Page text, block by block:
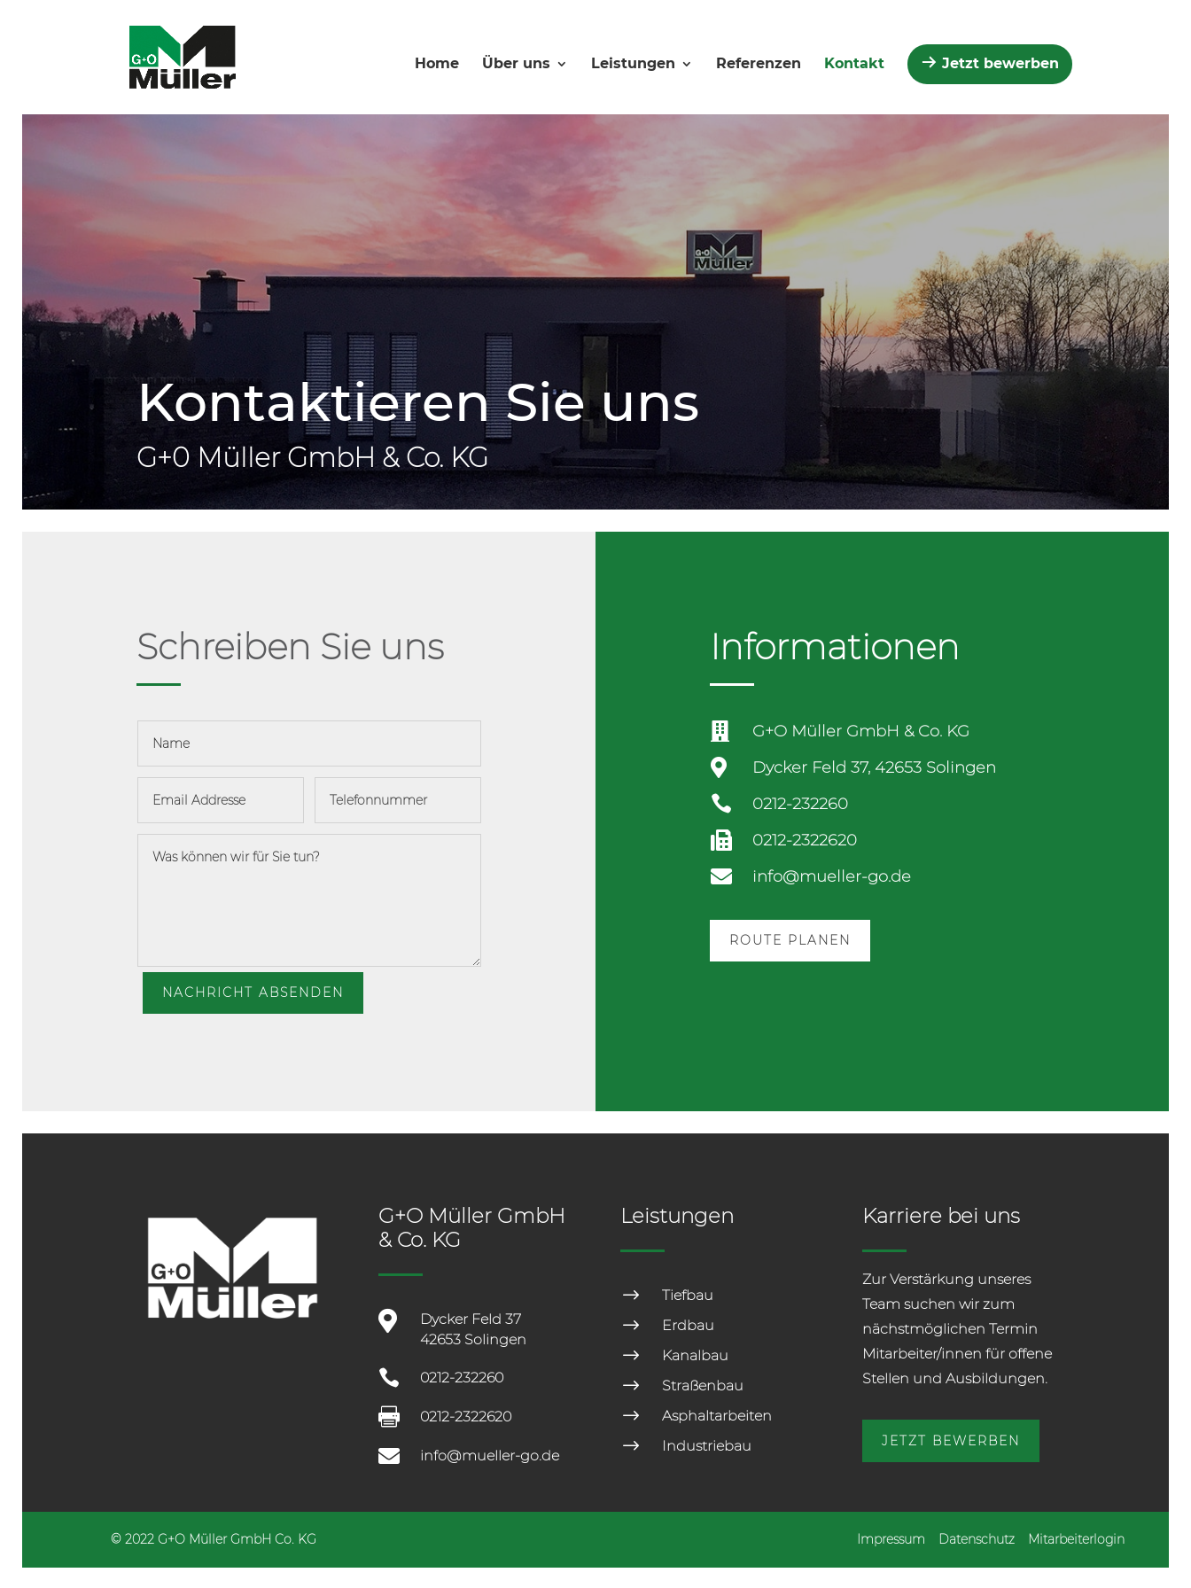
Home Über uns Leistungen Referenzen Kontakt Jetzt bewerben
Kontaktieren Sie uns
G+0 Müller GmbH & Co. KG
Schreiben Sie uns
NACHRICHT ABSENDEN
Informationen
 G+O Müller GmbH & Co. KG
 Dycker Feld 37, 42653 Solingen
 0212-232260
 0212-2322620
 info@mueller-go.de
ROUTE PLANEN
G+O Müller GmbH
& Co. KG

Dycker Feld 37
42653 Solingen
 0212-232260
 0212-2322620
 info@mueller-go.de
Leistungen
$ Tiefbau
$ Erdbau
$ Kanalbau
$ Straßenbau
$ Asphaltarbeiten
$ Industriebau
Karriere bei uns
Zur Verstärkung unseres
Team suchen wir zum
nächstmöglichen Termin
Mitarbeiter/innen für offene
Stellen und Ausbildungen.
JETZT BEWERBEN
© 2022 G+O Müller GmbH Co. KG Impressum Datenschutz Mitarbeiterlogin